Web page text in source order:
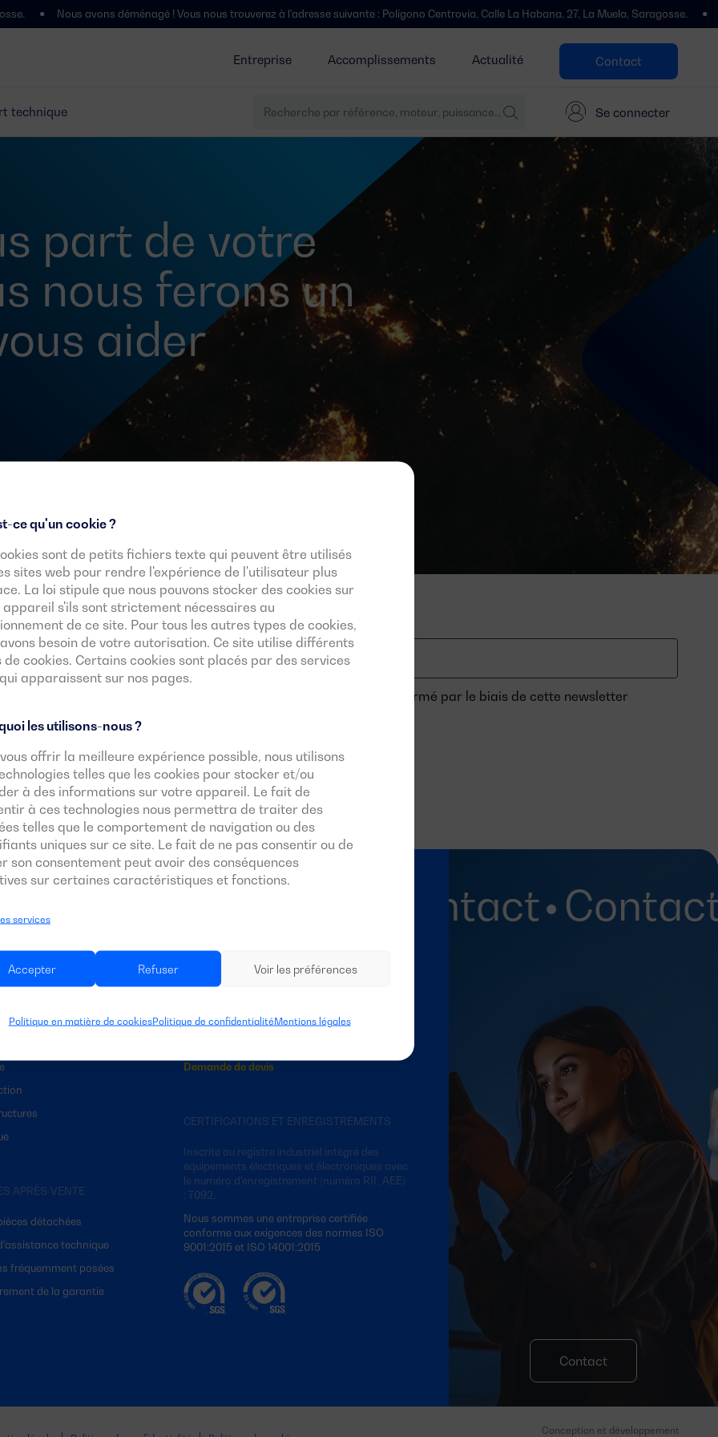
ce qu'un cookie ?
sont de petits fichiers texte qui peuvent être utilisés
sites web pour rendre l'expérience de l'utilisateur plus
La loi stipule que nous pouvons stocker des cookies sur
s'ils sont strictement nécessaires au
de ce site. Pour tous les autres types de cookies,
besoin de votre autorisation. Ce site utilise différents
de cookies. Certains cookies sont placés par des services
apparaissent sur nos pages.
les utilisons-nous ?
offrir la meilleure expérience possible, nous utilisons
telles que les cookies pour stocker et/ou
à des informations sur votre appareil. Le fait de
à ces technologies nous permettra de traiter des
telles que le comportement de navigation ou des
uniques sur ce site. Le fait de ne pas consentir ou de
son consentement peut avoir des conséquences
sur certaines caractéristiques et fonctions.
services
Accepter Refuser Voir les préférences
Politique en matière de cookiesPolitique de confidentialitéMentions légales
Entreprise Accomplissements Actualité Contact
technique Se connecter
Nous avons déménagé ! Vous nous trouverez à l'adresse suivante : Polígono Centrovía, Calle La Habana, 27, La Muela, Saragosse.
part de votre
nous ferons un
aider
Email
J'accepte d'être tenu informé par le biais de cette newsletter
hospitalier
de machines
APRÈS-VENTE
détachées
technique
fréquemment posées
de la garantie
Haute Puissance
Portable
Demande de devis
CERTIFICATIONS ET ENREGISTREMENTS
Inscrite au registre industriel intégré des
équipements électriques et électroniques avec
le numéro d'enregistrement (numéro RII_AEE)
: 7092.
Nous sommes une entreprise certifiée
conforme aux exigences des normes ISO
9001:2015 et ISO 14001:2015
Contact Contact
Contact
Conception et développement